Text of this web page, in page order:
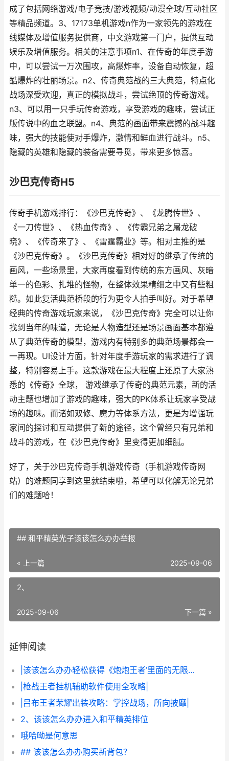
成了包括网络游戏/电子竞技/游戏视频/动漫全球/互动社区
等精品频道。3、17173单机游戏n作为一家领先的游戏在
线媒体及增值服务提供商，中文游戏第一门户，提供互动
娱乐及增值服务。相关的注意事项n1、在传奇的年度手游
中，可以尝试一万次围攻，高爆炸率，设备自动恢复，超
酷爆炸的壮丽场景。n2、传奇典范战的三大典范，特点化
战场深受欢迎，真正的模拟战斗，尝试绝顶的传奇游戏。
n3、可以用一只手玩传奇游戏，享受游戏的趣味，尝试正
版传说中的血之联盟。n4、典范的画面带来震撼的战斗趣
味，强大的技能使对手爆炸，激情和鲜血进行战斗。n5、
隐藏的英雄和隐藏的装备需要寻觅，带来更多惊喜。
沙巴克传奇H5
传奇手机游戏排行：《沙巴克传奇》、《龙腾传世》、
《一刀传世》、《热血传奇》、《传霸兄弟之屠龙破
晓》、《传奇来了》、《雷霆霸业》等。相对主推的是
《沙巴克传奇》。《沙巴克传奇》相对好的继承了传统的
画风，一些场景里，大家再度看到传统的东方画风、灰暗
单一的色彩、扎堆的怪物，在整体效果精细之中又有些粗
糙。如此复活典范桥段的行为更令人拍手叫好。对于希望
经典的传奇游戏玩家来说，《沙巴克传奇》完全可以让你
找到当年的味道，无论是人物造型还是场景画面基本都遵
从了典范传奇的模型，游戏内有特别多的典范场景都会一
一再现。UI设计方面，针对年度手游玩家的需求进行了调
整，特别容易上手。这款游戏在最大程度上还原了大家熟
悉的《传奇》全球， 游戏继承了传奇的典范元素，新的活
动主题也增加了游戏的趣味，强大的PK体系让玩家享受战
场的趣味。而诸如双修、魔力等体系方法，更是为增强玩
家间的探讨和互动提供了新的途径，这个曾经只有兄弟和
战斗的游戏，在《沙巴克传奇》里变得更加细腻。
好了，关于沙巴克传奇手机游戏传奇（手机游戏传奇网
站）的难题同享到这里就结束啦，希望可以化解无论兄弟
们的难题哈！
## 和平精英光子该该怎么办办举报
« 上一篇 2025-09-06
2、
下一篇 »
2025-09-06
延伸阅读
|该该怎么办办轻松获得《炮炮王者’里面的无限金币和星星|
|枪战王者挂机辅助软件使用全攻略|
|吕布王者荣耀出装攻略：掌控战场，所向披靡|
2、该该怎么办办进入和平精英排位
哦哈呦是何意思
## 该该怎么办办购买新背包？